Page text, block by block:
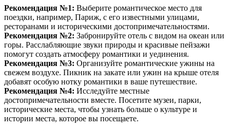
Рекомендация №1: Выберите романтическое место для
поездки, например, Париж, с его известными улицами,
ресторанами и историческими достопримечательностями.
Рекомендация №2: Забронируйте отель с видом на океан или
горы. Расслабляющие звуки природы и красивые пейзажи
помогут создать атмосферу романтики и уединения.
Рекомендация №3: Организуйте романтические ужины на
свежем воздухе. Пикник на закате или ужин на крыше отеля
добавят особую нотку романтики в ваше путешествие.
Рекомендация №4: Исследуйте местные
достопримечательности вместе. Посетите музеи, парки,
исторические места, чтобы узнать больше о культуре и
истории места, которое вы посещаете.